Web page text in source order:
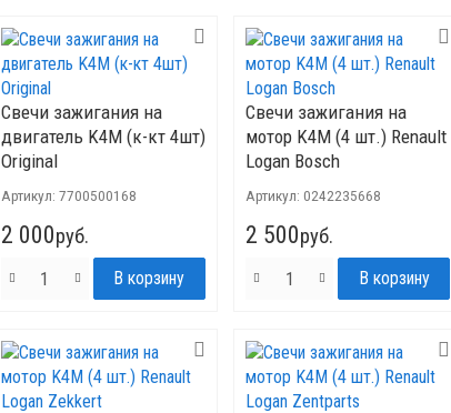
Свечи зажигания на
двигатель K4M (к-кт 4шт)
Original
Артикул: 7700500168
2 000руб.
Свечи зажигания на
мотор K4M (4 шт.) Renault
Logan Bosch
Артикул: 0242235668
2 500руб.